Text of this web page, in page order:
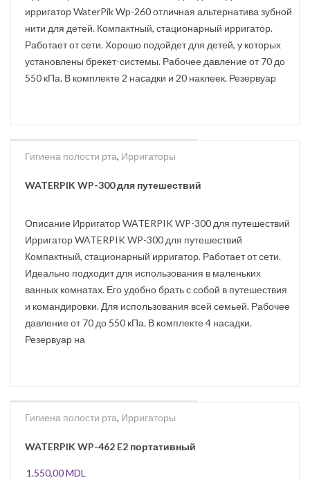
ирригатор WaterPik Wp-260 отличная альтернатива зубной
нити для детей. Компактный, стационарный ирригатор.
Работает от сети. Хорошо подойдет для детей, у которых
установлены брекет-системы. Рабочее давление от 70 до
550 кПа. В комплекте 2 насадки и 20 наклеек. Резервуар
SOLD
Гигиена полости рта, Ирригаторы
WATERPIK WP-300 для путешествий
Описание Ирригатор WATERPIK WP-300 для путешествий
Ирригатор WATERPIK WP-300 для путешествий
Компактный, стационарный ирригатор. Работает от сети.
Идеально подходит для использования в маленьких
ванных комнатах. Его удобно брать с собой в путешествия
и командировки. Для использования всей семьей. Рабочее
давление от 70 до 550 кПа. В комплекте 4 насадки.
Резервуар на
Гигиена полости рта, Ирригаторы
WATERPIK WP-462 E2 портативный
1.550,00MDL